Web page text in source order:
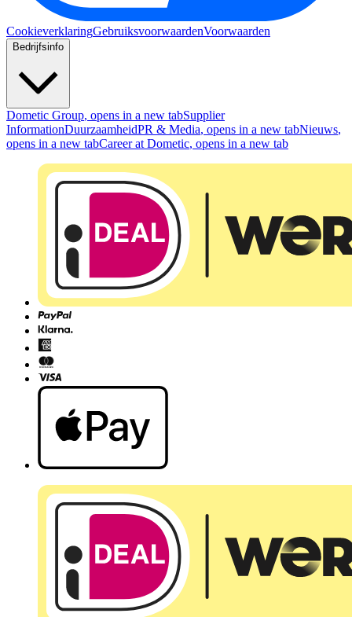
CookieverklaringGebruiksvoorwaardenVoorwaarden
Bedrijfsinfo
Dometic Group, opens in a new tabSupplier
InformationDuurzaamheidPR & Media, opens in a new tabNieuws,
opens in a new tabCareer at Dometic, opens in a new tab